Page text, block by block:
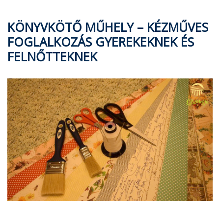
KÖNYVKÖTŐ MŰHELY – KÉZMŰVES
FOGLALKOZÁS GYEREKEKNEK ÉS
FELNŐTTEKNEK